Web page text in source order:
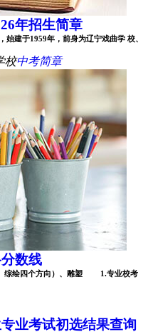
年招生简章
建于1959年，前身为辽宁戏曲学 校、
校中考简章
数线
综绘四个方向）、雕塑 1.专业校考
业考试初选结果查询